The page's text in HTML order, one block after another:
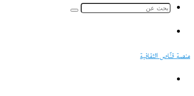
الموقع
منصة قنّاص الثقافية